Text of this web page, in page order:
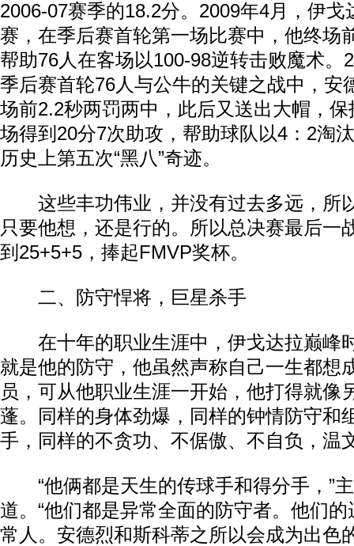
2006-07赛季的18.2分。2009年4月，伊戈
赛，在季后赛首轮第一场比赛中，他终场
帮助76人在客场以100-98逆转击败魔术。
季后赛首轮76人与公牛的关键之战中，安
场前2.2秒两罚两中，此后又送出大帽，
场得到20分7次助攻，帮助球队以4：2淘
历史上第五次“黑八”奇迹。
这些丰功伟业，并没有过去多远，所
只要他想，还是行的。所以总决赛最后一
到25+5+5，捧起FMVP奖杯。
二、防守悍将，巨星杀手
在十年的职业生涯中，伊戈达拉巅峰
就是他的防守，他虽然声称自己一生都想
员，可从他职业生涯一开始，他打得就像
蓬。同样的身体劲爆，同样的钟情防守和
手，同样的不贪功、不倨傲、不自负，温
“他俩都是天生的传球手和得分手，”
道。“他们都是异常全面的防守者。他们
常人。安德烈和斯科蒂之所以会成为出色